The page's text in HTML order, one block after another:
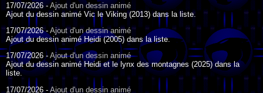
17/07/2026 -Ajout d'un dessin animé
Ajout du dessin animé Vic le Viking (2013) dans la liste.
17/07/2026 - Ajout d'un dessin animé
Ajout du dessin animé Heidi (2005) dans la liste.
17/07/2026 - Ajout d'un dessin animé
Ajout du dessin animé Heidi et le lynx des montagnes (2025) dans la
liste.
17/07/2026 - Ajout d'un dessin animé